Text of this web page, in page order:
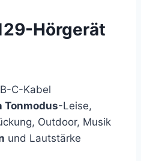
Hörgerät
C-Kabel
Tonmodus-Leise,
Outdoor, Musik
und Lautstärke